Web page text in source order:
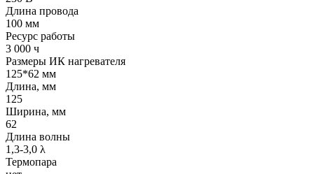
Длина провода
100 мм
Ресурс работы
3 000 ч
Размеры ИК нагревателя
125*62 мм
Длина, мм
125
Ширина, мм
62
Длина волны
1,3-3,0 λ
Термопара